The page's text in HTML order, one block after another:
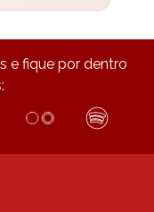
e fique por dentro